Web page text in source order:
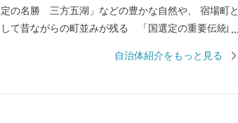
定の名勝 三方五湖」などの豊かな自然や、 宿場町と
して昔ながらの町並みが残る 「国選定の重要伝統的
自然と歴史文化が薫る町です。 若狭町では、それら自
自治体紹介をもっと見る